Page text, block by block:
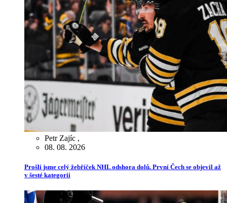
Petr Zajíc ,
08. 08. 2026
Prošli jsme celý žebříček NHL odshora dolů. První Čech se objevil až
v šesté kategorii